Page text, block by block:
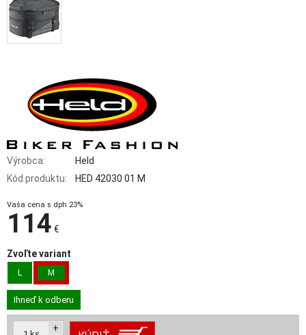
Výrobca:
Held
Kód produktu:
HED 42030 01 M
Vaša cena s dph 23%
114 €
Zvoľte variant
L M
Ihneď k odberu
+